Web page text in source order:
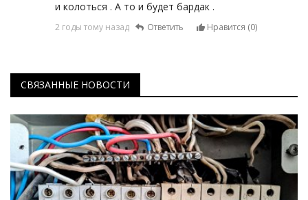
и колоться . А то и будет бардак .
2 годы тому назад Ответить Нравится (0)
СВЯЗАННЫЕ НОВОСТИ